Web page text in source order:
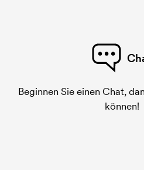
Beginnen Sie einen Chat,
können!